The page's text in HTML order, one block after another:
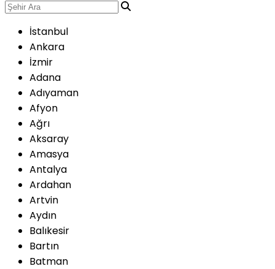
İstanbul
Ankara
İzmir
Adana
Adıyaman
Afyon
Ağrı
Aksaray
Amasya
Antalya
Ardahan
Artvin
Aydın
Balıkesir
Bartın
Batman